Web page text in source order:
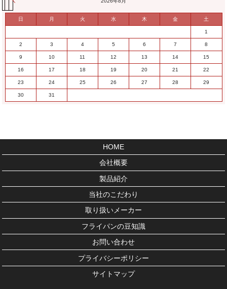
日 月 火 水 木 金 土
1
2 3 4 5 6 7 8
9 10 11 12 13 14 15
16 17 18 19 20 21 22
23 24 25 26 27 28 29
30 31
HOME
会社概要
製品紹介
当社のこだわり
取り扱いメーカー
フライパンの豆知識
お問い合わせ
プライバシーポリシー
サイトマップ